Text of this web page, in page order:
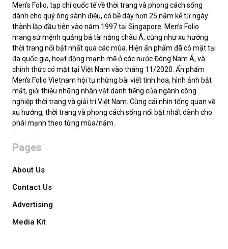
Men’s Folio, tạp chí quốc tế về thời trang và phong cách sống
dành cho quý ông sành điệu, có bề dày hơn 25 năm kể từ ngày
thành lập đầu tiên vào năm 1997 tại Singapore. Men’s Folio
mang sứ mệnh quảng bá tài năng châu Á, cũng như xu hướng
thời trang nổi bật nhất qua các mùa. Hiện ấn phẩm đã có mặt tại
đa quốc gia, hoạt động mạnh mẽ ở các nước Đông Nam Á, và
chính thức có mặt tại Việt Nam vào tháng 11/2020. Ấn phẩm
Men’s Folio Vietnam hội tụ những bài viết tinh hoa, hình ảnh bắt
mắt, giới thiệu những nhân vật danh tiếng của ngành công
nghiệp thời trang và giải trí Việt Nam. Cùng cái nhìn tổng quan về
xu hướng, thời trang và phong cách sống nổi bật nhất dành cho
phái mạnh theo từng mùa/năm.
Pages
About Us
Contact Us
Advertising
Media Kit